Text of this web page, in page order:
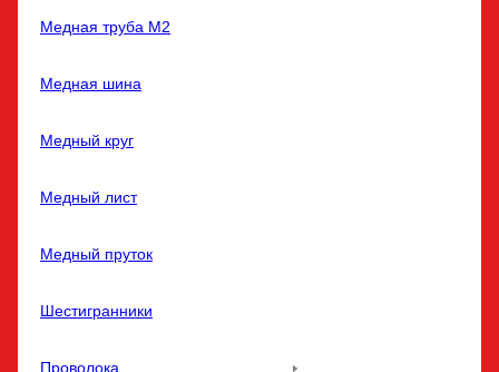
Медная труба M2
Медная шина
Медный круг
Медный лист
Медный пруток
Шестигранники
Проволока